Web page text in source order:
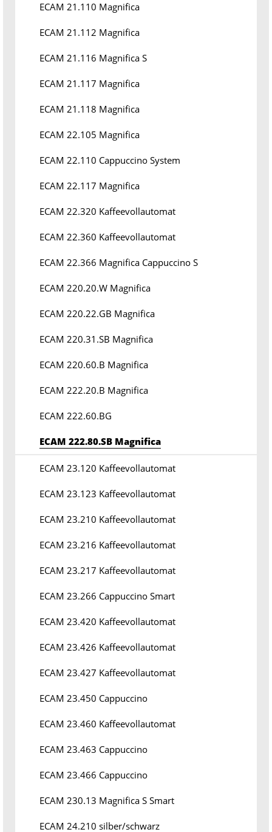
ECAM 21.110 Magnifica
ECAM 21.112 Magnifica
ECAM 21.116 Magnifica S
ECAM 21.117 Magnifica
ECAM 21.118 Magnifica
ECAM 22.105 Magnifica
ECAM 22.110 Cappuccino System
ECAM 22.117 Magnifica
ECAM 22.320 Kaffeevollautomat
ECAM 22.360 Kaffeevollautomat
ECAM 22.366 Magnifica Cappuccino S
ECAM 220.20.W Magnifica
ECAM 220.22.GB Magnifica
ECAM 220.31.SB Magnifica
ECAM 220.60.B Magnifica
ECAM 222.20.B Magnifica
ECAM 222.60.BG
ECAM 222.80.SB Magnifica
ECAM 23.120 Kaffeevollautomat
ECAM 23.123 Kaffeevollautomat
ECAM 23.210 Kaffeevollautomat
ECAM 23.216 Kaffeevollautomat
ECAM 23.217 Kaffeevollautomat
ECAM 23.266 Cappuccino Smart
ECAM 23.420 Kaffeevollautomat
ECAM 23.426 Kaffeevollautomat
ECAM 23.427 Kaffeevollautomat
ECAM 23.450 Cappuccino
ECAM 23.460 Kaffeevollautomat
ECAM 23.463 Cappuccino
ECAM 23.466 Cappuccino
ECAM 230.13 Magnifica S Smart
ECAM 24.210 silber/schwarz